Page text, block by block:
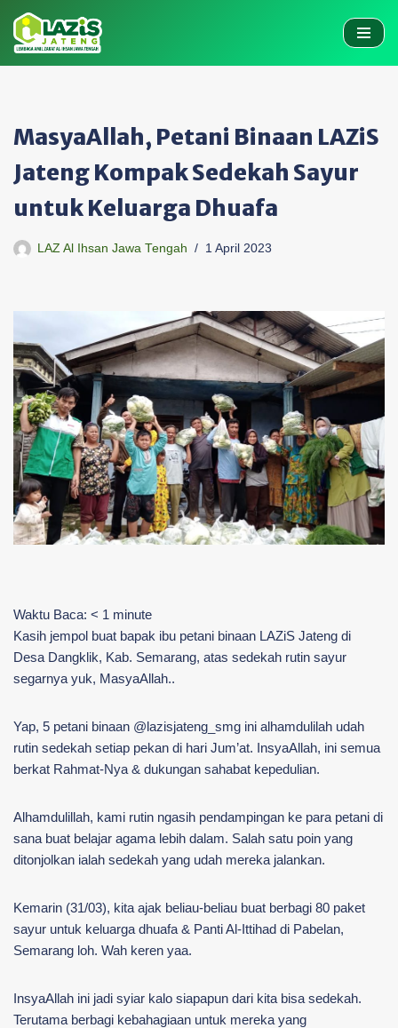
Skip
to
MasyaAllah, Petani Binaan LAZiS
Jateng Kompak Sedekah Sayur
untuk Keluarga Dhuafa
LAZ Al Ihsan Jawa Tengah 1 April 2023
Waktu Baca: < 1 minute
Kasih jempol buat bapak ibu petani binaan LAZiS Jateng di
Desa Dangklik, Kab. Semarang, atas sedekah rutin sayur
segarnya yuk, MasyaAllah..
Yap, 5 petani binaan @lazisjateng_smg ini alhamdulilah udah
rutin sedekah setiap pekan di hari Jum’at. InsyaAllah, ini semua
berkat Rahmat-Nya & dukungan sahabat kepedulian.
Alhamdulillah, kami rutin ngasih pendampingan ke para petani di
sana buat belajar agama lebih dalam. Salah satu poin yang
ditonjolkan ialah sedekah yang udah mereka jalankan.
Kemarin (31/03), kita ajak beliau-beliau buat berbagi 80 paket
sayur untuk keluarga dhuafa & Panti Al-Ittihad di Pabelan,
Semarang loh. Wah keren yaa.
InsyaAllah ini jadi syiar kalo siapapun dari kita bisa sedekah.
Terutama berbagi kebahagiaan untuk mereka yang